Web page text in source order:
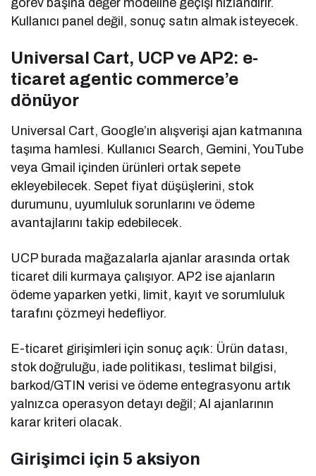
görev başına değer modeline geçişi hızlandırır.
Kullanıcı panel değil, sonuç satın almak isteyecek.
Universal Cart, UCP ve AP2: e-
ticaret agentic commerce’e
dönüyor
Universal Cart, Google’ın alışverişi ajan katmanına
taşıma hamlesi. Kullanıcı Search, Gemini, YouTube
veya Gmail içinden ürünleri ortak sepete
ekleyebilecek. Sepet fiyat düşüşlerini, stok
durumunu, uyumluluk sorunlarını ve ödeme
avantajlarını takip edebilecek.
UCP burada mağazalarla ajanlar arasında ortak
ticaret dili kurmaya çalışıyor. AP2 ise ajanların
ödeme yaparken yetki, limit, kayıt ve sorumluluk
tarafını çözmeyi hedefliyor.
E-ticaret girişimleri için sonuç açık: Ürün datası,
stok doğruluğu, iade politikası, teslimat bilgisi,
barkod/GTIN verisi ve ödeme entegrasyonu artık
yalnızca operasyon detayı değil; AI ajanlarının
karar kriteri olacak.
Girişimci için 5 aksiyon